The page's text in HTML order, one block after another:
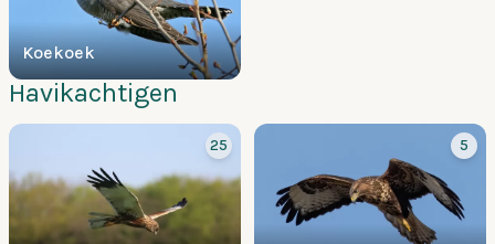
Koekoek
Havikachtigen
25 5